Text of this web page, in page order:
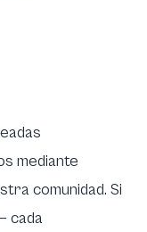
mediante
comunidad. Si
cada